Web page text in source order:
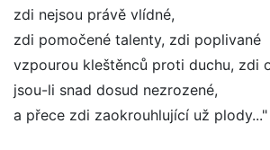
zdi nejsou právě vlídné,
zdi pomočené talenty, zdi poplivané
vzpourou kleštěnců proti duchu, zdi
jsou-li snad dosud nezrozené,
a přece zdi zaokrouhlující už plody..."